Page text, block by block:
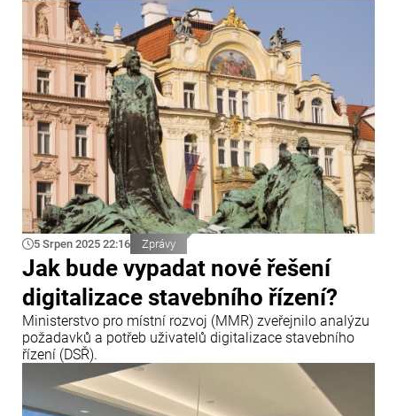
5 Srpen 2025 22:16 Zprávy
Jak bude vypadat nové řešení
digitalizace stavebního řízení?
Ministerstvo pro místní rozvoj (MMR) zveřejnilo analýzu
požadavků a potřeb uživatelů digitalizace stavebního
řízení (DSŘ).